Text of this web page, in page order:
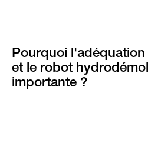
Pourquoi
et le robot
importante ?